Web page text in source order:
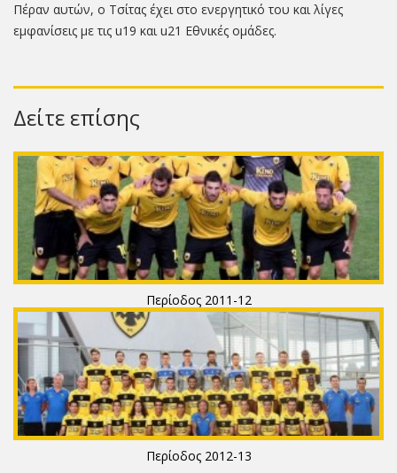
Πέραν αυτών, ο Τσίτας έχει στο ενεργητικό του και λίγες
εμφανίσεις με τις u19 και u21 Εθνικές ομάδες.
Δείτε επίσης
Περίοδος 2011-12
Περίοδος 2012-13